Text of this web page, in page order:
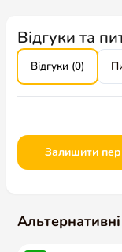
Відгуки та
Відгуки (0)
Залишити